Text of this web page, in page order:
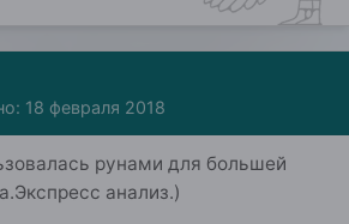
18 февраля 2018
рунами для большей
анализ.)